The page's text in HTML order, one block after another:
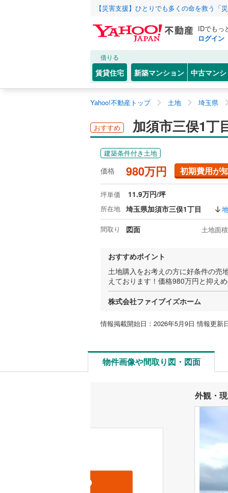
【災害支援】ひとりでも多くの命を救う「
IDでもっ
ログイン
借りる
賃貸住宅 新築マンション 中古マン
Yahoo!不動産トップ 土地 埼玉県
おすすめ 加須市三俣1丁
建築条件付き土地
価格 980万円 初期費用が
坪単価 11.9万円/坪
所在地 埼玉県加須市三俣1丁目
間取り 図面 土地面積
おすすめポイント
土地購入をお考えの方に好条件の売
えております！価格980万円と抑え
株式会社ファイブイズホーム
情報掲載開始日：2026年5月9日 情報更新
物件画像や間取り図・図面
外観・